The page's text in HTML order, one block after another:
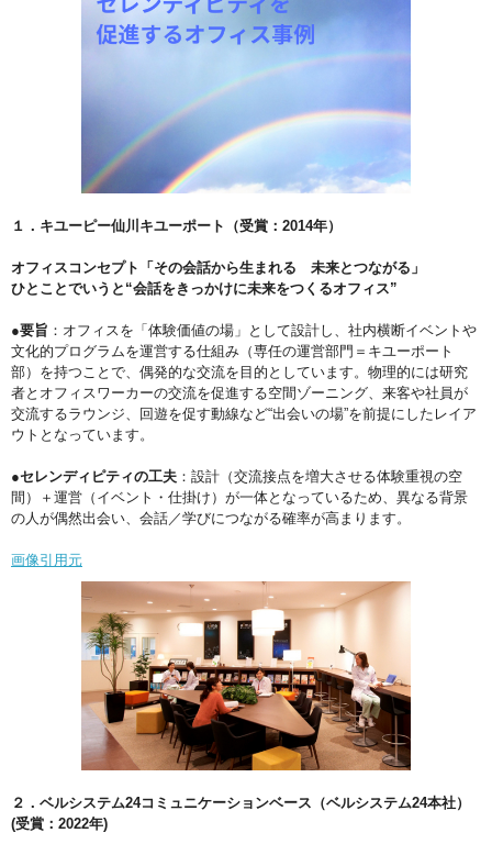
１．キユーピー仙川キユーポート（受賞：2014年）
オフィスコンセプト「その会話から生まれる 未来とつながる」
ひとことでいうと“会話をきっかけに未来をつくるオフィス”
●要旨 ：オフィスを「体験価値の場」として設計し、社内横断イベントや
文化的プログラムを運営する仕組み（専任の運営部門＝キユーポート
部）を持つことで、偶発的な交流を目的としています。物理的には研究
者とオフィスワーカーの交流を促進する空間ゾーニング、来客や社員が
交流するラウンジ、回遊を促す動線など“出会いの場”を前提にしたレイア
ウトとなっています。
●セレンディピティの工夫 ：設計（交流接点を増大させる体験重視の空
間）＋運営（イベント・仕掛け）が一体となっているため、異なる背景
の人が偶然出会い、会話／学びにつながる確率が高まります。
画像引用元
２．ベルシステム24コミュニケーションベース（ベルシステム24本社）
(受賞：2022年)